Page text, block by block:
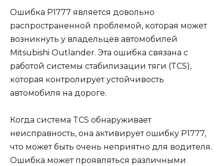
Ошибка Р1777 является довольно
распространенной проблемой, которая может
возникнуть у владельцев автомобилей
Mitsubishi Outlander. Эта ошибка связана с
работой системы стабилизации тяги (TCS),
которая контролирует устойчивость
автомобиля на дороге.
Когда система TCS обнаруживает
неисправность, она активирует ошибку Р1777,
что может быть очень неприятно для водителя.
Ошибка может проявляться различными